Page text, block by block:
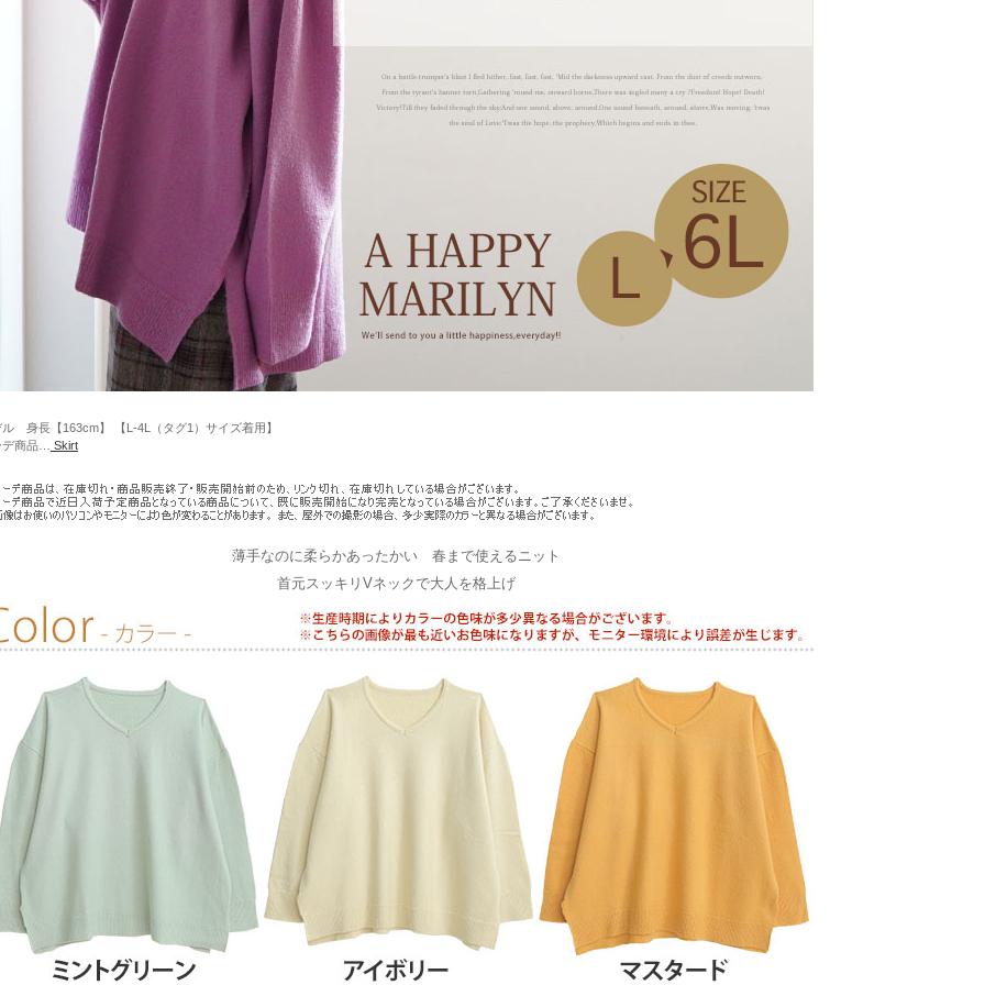
ル 身長【163cm】 【L-4L（タグ1）サイズ着用】
商品…
Skirt
薄手なのに柔らかあったかい 春まで使えるニット
首元スッキリVネックで大人を格上げ